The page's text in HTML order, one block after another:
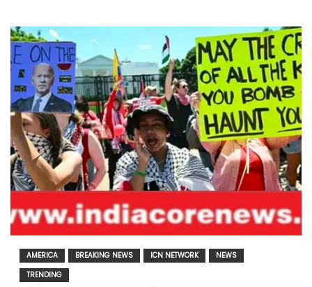
AMERICA BREAKING NEWS ICN NETWORK
NEWS
TRENDING